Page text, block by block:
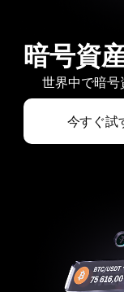
暗号資
世界中で暗
今すぐ試